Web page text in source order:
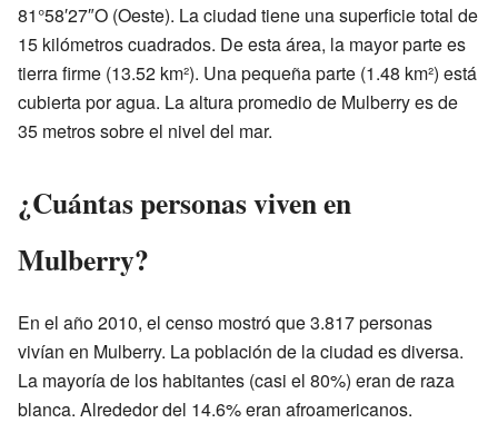
81°58′27″O (Oeste). La ciudad tiene una superficie total de
15 kilómetros cuadrados. De esta área, la mayor parte es
tierra firme (13.52 km²). Una pequeña parte (1.48 km²) está
cubierta por agua. La altura promedio de Mulberry es de
35 metros sobre el nivel del mar.
¿Cuántas personas viven en
Mulberry?
En el año 2010, el censo mostró que 3.817 personas
vivían en Mulberry. La población de la ciudad es diversa.
La mayoría de los habitantes (casi el 80%) eran de raza
blanca. Alrededor del 14.6% eran afroamericanos.